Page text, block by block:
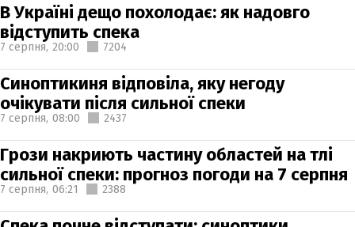
В Україні дещо похолодає: як надовго
відступить спека
7 серпня, 20:00 7204
Синоптикиня відповіла, яку негоду
очікувати після сильної спеки
7 серпня, 08:00 2437
Грози накриють частину областей на тлі
сильної спеки: прогноз погоди на 7 серпня
7 серпня, 06:21 2388